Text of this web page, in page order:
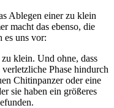
Ablegen einer zu klein
macht das ebenso, die
es uns vor:
klein. Und ohne, dass
Phase hindurch
Chitinpanzer oder eine
sie haben ein größeres